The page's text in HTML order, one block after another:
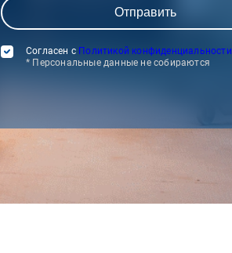
Согласен с Политикой конфиденциальности
* Персональные данные не собираются